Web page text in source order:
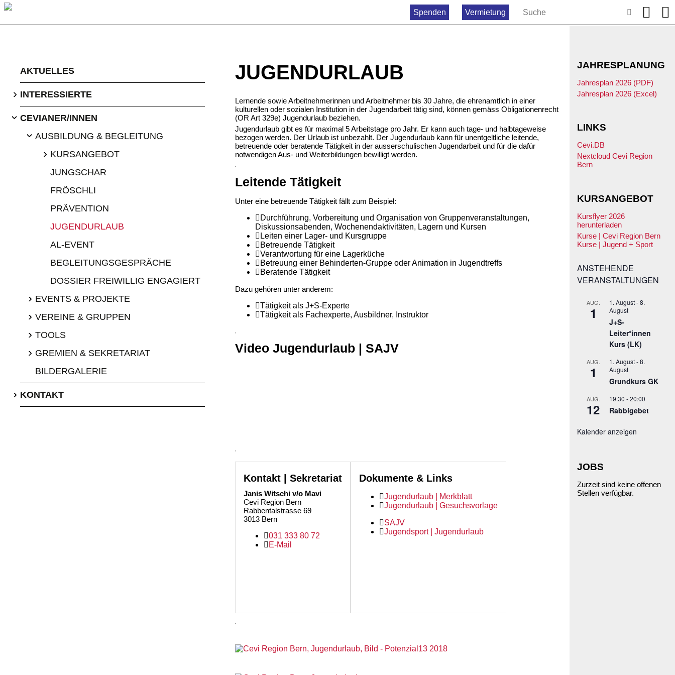
Spenden Vermietung
AKTUELLES
› INTERESSIERTE
›CEVIANER/INNEN
›AUSBILDUNG & BEGLEITUNG
› KURSANGEBOT
JUNGSCHAR
FRÖSCHLI
PRÄVENTION
JUGENDURLAUB
AL-EVENT
BEGLEITUNGSGESPRÄCHE
DOSSIER FREIWILLIG ENGAGIERT
› EVENTS & PROJEKTE
› VEREINE & GRUPPEN
› TOOLS
› GREMIEN & SEKRETARIAT
BILDERGALERIE
› KONTAKT
JUGENDURLAUB
Lernende sowie Arbeitnehmerinnen und Arbeitnehmer bis 30 Jahre, die ehrenamtlich in einer
kulturellen oder sozialen Institution in der Jugendarbeit tätig sind, können gemäss Obligationenrecht
(OR Art 329e) Jugendurlaub beziehen.
Jugendurlaub gibt es für maximal 5 Arbeitstage pro Jahr. Er kann auch tage- und halbtageweise
bezogen werden. Der Urlaub ist unbezahlt. Der Jugendurlaub kann für unentgeltliche leitende,
betreuende oder beratende Tätigkeit in der ausserschulischen Jugendarbeit und für die dafür
notwendigen Aus- und Weiterbildungen bewilligt werden.
Leitende Tätigkeit
Unter eine betreuende Tätigkeit fällt zum Beispiel:
Durchführung, Vorbereitung und Organisation von Gruppenveranstaltungen,
Diskussionsabenden, Wochenendaktivitäten, Lagern und Kursen
Leiten einer Lager- und Kursgruppe
Betreuende Tätigkeit
Verantwortung für eine Lagerküche
Betreuung einer Behinderten-Gruppe oder Animation in Jugendtreffs
Beratende Tätigkeit
Dazu gehören unter anderem:
Tätigkeit als J+S-Experte
Tätigkeit als Fachexperte, Ausbildner, Instruktor
Video Jugendurlaub | SAJV
Kontakt | Sekretariat
Janis Witschi v/o Mavi
Cevi Region Bern
Rabbentalstrasse 69
3013 Bern
031 333 80 72
E-Mail
Dokumente & Links
Jugendurlaub | Merkblatt
Jugendurlaub | Gesuchsvorlage
SAJV
Jugendsport | Jugendurlaub
JAHRESPLANUNG
Jahresplan 2026 (PDF)
Jahresplan 2026 (Excel)
LINKS
Cevi.DB
Nextcloud Cevi Region
Bern
KURSANGEBOT
Kursflyer 2026
herunterladen
Kurse | Cevi Region Bern
Kurse | Jugend + Sport
ANSTEHENDE
VERANSTALTUNGEN
AUG.
1
1. August-8.
August
J+S-
Leiter*innen
Kurs (LK)
AUG.
1
1. August-8.
August
Grundkurs GK
AUG.
12
19:30 -20:00
Rabbigebet
Kalender anzeigen
JOBS
Zurzeit sind keine offenen
Stellen verfügbar.